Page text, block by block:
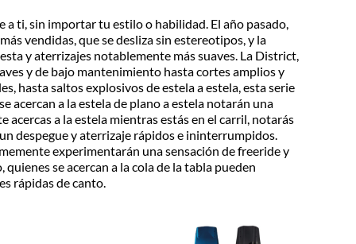
ti, sin importar tu estilo o habilidad. El año pasado,
vendidas, que se desliza sin estereotipos, y la
y aterrizajes notablemente más suaves. La District,
y de bajo mantenimiento hasta cortes amplios y
hasta saltos explosivos de estela a estela, esta serie
acercan a la estela de plano a estela notarán una
acercas a la estela mientras estás en el carril, notarás
despegue y aterrizaje rápidos e ininterrumpidos.
experimentarán una sensación de freeride y
se acercan a la cola de la tabla pueden
rápidas de canto.